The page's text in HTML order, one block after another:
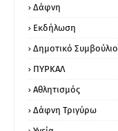
Δάφνη
Εκδήλωση
Δημοτικό Συμβούλιο
ΠΥΡΚΑΛ
Αθλητισμός
Δάφνη Τριγύρω